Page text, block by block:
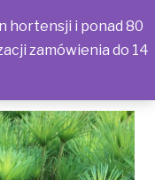
hortensji i ponad 80
zamówienia do 14